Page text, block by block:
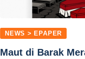
NEWS > EPAPER
Maut di Barak